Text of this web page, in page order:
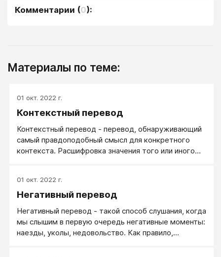
Комментарии (0):
Материалы по теме:
01 окт. 2022 г.
Контекстный перевод
Контекстный перевод - перевод, обнаруживающий
самый правдоподобный смысл для конкретного
контекста. Расшифровка значения того или иного
характеристика автора высказывания или реплики.
Очень полезно проверить себя, насколько глубоко и
того, что говорят вам (и не только вам)
окружающие люди.
01 окт. 2022 г.
Негативный перевод
Негативный перевод - такой способ слушания, когда
мы слышим в первую очередь негативные моменты:
наезды, уколы, недовольство. Как правило,